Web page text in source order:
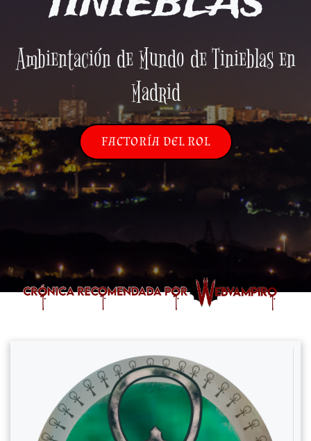
Ambientación de Mundo de Tinieblas en
Madrid
FACTORÍA DEL ROL